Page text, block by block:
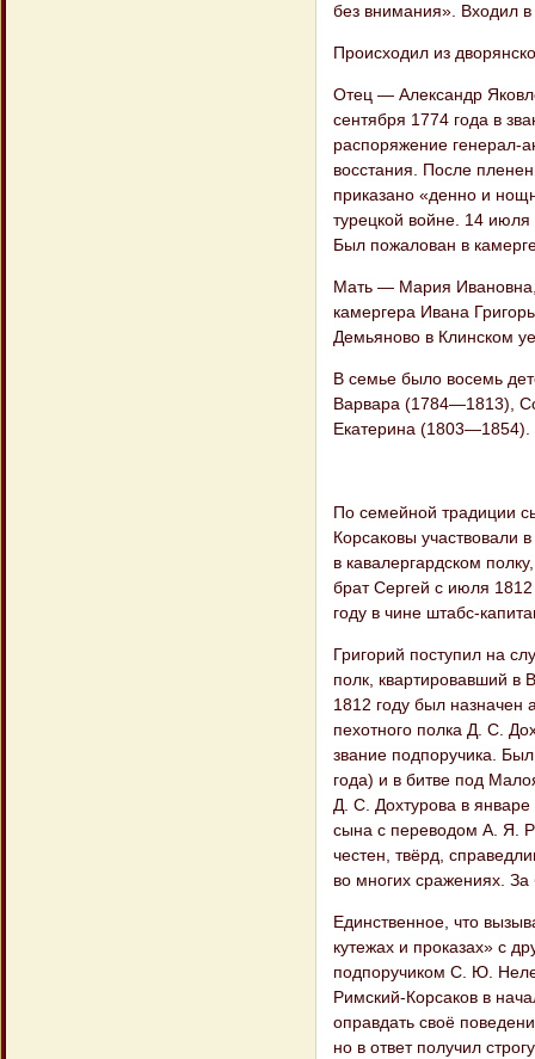
без внимания». Входил
Происходил из
Отец — Александр
сентября 1774 года в
распоряжение генерал-
восстания. После
приказано «денно и
турецкой войне. 14
Был пожалован в
Мать — Мария Ивановна,
камергера Ивана
Демьяново в Клинском
В семье было восемь
Варвара (1784—1813),
Екатерина (1803—1854).
По семейной традиции
Корсаковы участвовали
в кавалергардском
брат Сергей с июля
году в чине штабс-
Григорий поступил на
полк, квартировавший в
1812 году был назначен
пехотного полка Д. С.
звание подпоручика.
года) и в битве под
Д. С. Дохтурова в
сына с переводом А. Я.
честен, твёрд,
во многих сражениях.
Единственное, что
кутежах и проказах» с
подпоручиком С. Ю.
Римский-Корсаков в
оправдать своё
но в ответ получил